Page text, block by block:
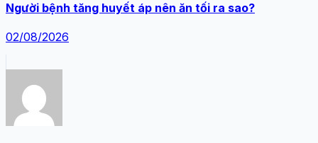
Người bệnh tăng huyết áp nên ăn tối ra sao?
02/08/2026